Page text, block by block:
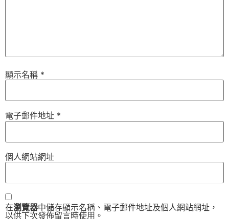
顯示名稱 *
電子郵件地址 *
個人網站網址
在瀏覽器中儲存顯示名稱、電子郵件地址及個人網站網址，
以供下次發佈留言時使用。